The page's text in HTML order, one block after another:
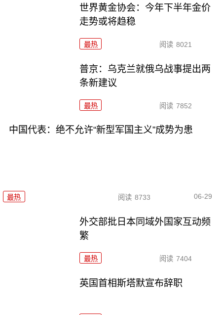
世界黄金协会：今年下半年金价
走势或将趋稳
最热 阅读 8021
普京：乌克兰就俄乌战事提出两
条新建议
最热 阅读 7852
中国代表：绝不允许“新型军国主义”成势为患
最热 阅读 8733 06-29
外交部批日本同域外国家互动频
繁
最热 阅读 7404
英国首相斯塔默宣布辞职